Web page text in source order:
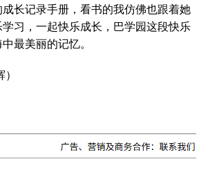
长记录手册，看书的我仿佛也跟着她
习，一起快乐成长，巴学园这段快乐
最美丽的记忆。